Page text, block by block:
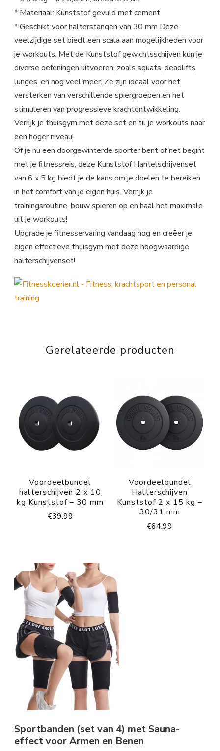
* Materiaal: Kunststof gevuld met cement
* Geschikt voor halterstangen van 30 mm Deze
veelzijdige set biedt een scala aan mogelijkheden voor
je workouts. Met de Kunststof gewichtsschijven kun je
diverse oefeningen uitvoeren, zoals squats, deadlifts,
lunges, en nog veel meer. Ze zijn ideaal voor het
versterken van verschillende spiergroepen en het
stimuleren van progressieve krachtontwikkeling.
Verrijk je thuisgym met deze set en til je workouts naar
een hoger niveau!
Of je nu een doorgewinterde sporter bent of net begint
met je fitnessreis, deze Kunststof Hantelschijvenset
van 6 x 5 kg biedt je de kans om je doelen te bereiken
in het comfort van je eigen huis. Verrijk je
trainingsroutine, bouw spieren op en haal het maximale
uit je workouts!
Upgrade je fitnesservaring vandaag nog en creëer je
eigen effectieve thuisgym met deze hoogwaardige
halterschijvenset!
Gerelateerde producten
Voordeelbundel
halterschijven 2 x 10
kg Kunststof – 30 mm
€39.99
Voordeelbundel
Halterschijven
Kunststof 2 x 15 kg –
30/31 mm
€64.99
Sportbanden (set van 4) met Sauna-
effect voor Armen en Benen